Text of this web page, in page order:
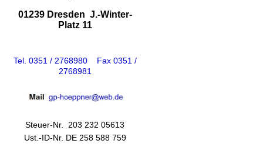
01239 Dresden J.-Winter-
Platz 11
Tel. 0351 / 2768980 Fax 0351 /
2768981
Steuer-Nr. 203 232 05613
Ust.-ID-Nr. DE 258 588 759